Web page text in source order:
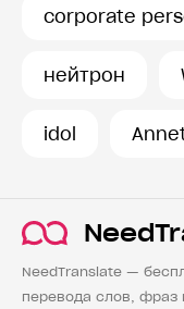
corporate
нейтрон
idol
NeedTranslate —
перевода слов, фраз